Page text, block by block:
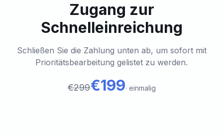
Zugang zur
Schnelleinreichung
Schließen Sie die Zahlung unten ab, um sofort mit
Prioritätsbearbeitung gelistet zu werden.
€299€199· einmalig